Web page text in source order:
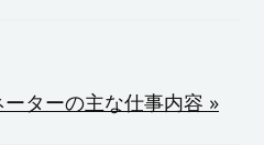
ターの主な仕事内容 »